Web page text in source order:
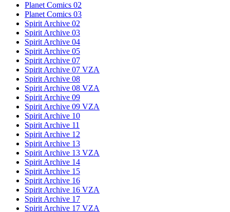
Planet Comics 02
Planet Comics 03
Spirit Archive 02
Spirit Archive 03
Spirit Archive 04
Spirit Archive 05
Spirit Archive 07
Spirit Archive 07 VZA
Spirit Archive 08
Spirit Archive 08 VZA
Spirit Archive 09
Spirit Archive 09 VZA
Spirit Archive 10
Spirit Archive 11
Spirit Archive 12
Spirit Archive 13
Spirit Archive 13 VZA
Spirit Archive 14
Spirit Archive 15
Spirit Archive 16
Spirit Archive 16 VZA
Spirit Archive 17
Spirit Archive 17 VZA